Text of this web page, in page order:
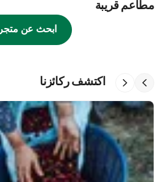
مطاعم قريبة
ابحث عن متجر
اكتشف ركائزنا